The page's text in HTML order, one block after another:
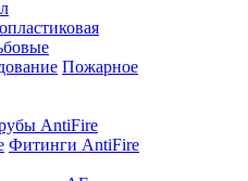
Пожарное
AntiFire
Фитинги AntiFire